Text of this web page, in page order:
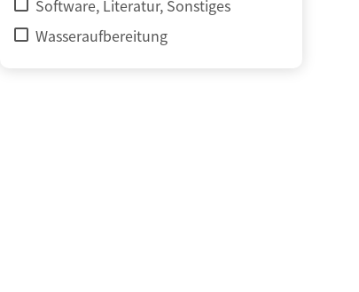
Software, Literatur, Sonstiges
Wasseraufbereitung